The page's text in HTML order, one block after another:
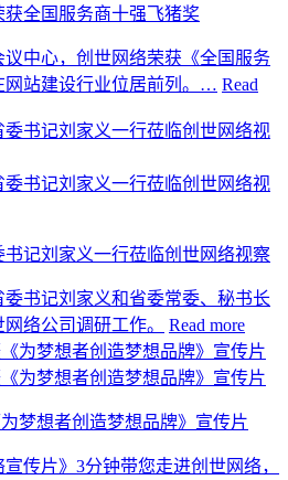
获全国服务商十强飞猪奖
议中心，创世网络荣获《全国服务
网站建设行业位居前列。… Read
书记刘家义一行莅临创世网络视察
委书记刘家义和省委常委、秘书长
络公司调研工作。
Read more
梦想者创造梦想品牌》宣传片
传片》3分钟带您走进创世网络，